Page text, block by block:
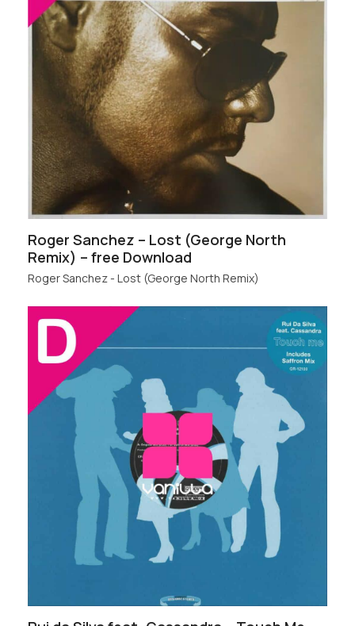
Roger Sanchez – Lost (George North
Remix) – free Download
Roger Sanchez - Lost (George North Remix)